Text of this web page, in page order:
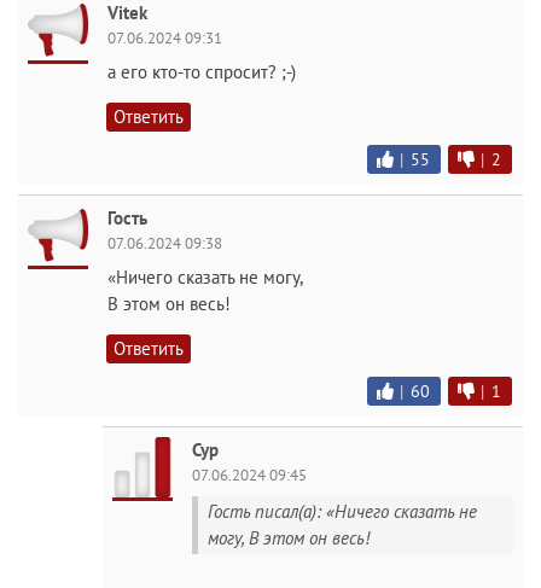
Vitek
07.06.2024 09:31
а его кто-то спросит? ;-)
Ответить
| 55 | 2
Гость
07.06.2024 09:38
«Ничего сказать не могу,
В этом он весь!
Ответить
| 60 | 1
Сур
07.06.2024 09:45
Гость писал(а): «Ничего сказать не
могу, В этом он весь!